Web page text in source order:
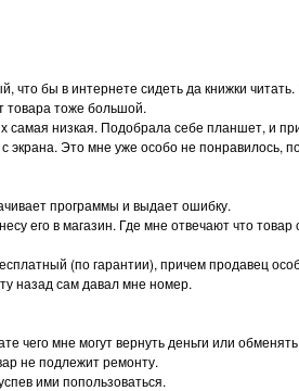
бы в интернете сидеть да книжки
товара тоже большой.
низкая. Подобрала себе планшет, и
Это мне уже особо не
программы и выдает ошибку.
его в магазин. Где мне отвечают что
(по гарантии), причем продавец
назад сам давал мне номер.
чего мне могут вернуть деньги или
не подлежит ремонту.
ими попользоваться.